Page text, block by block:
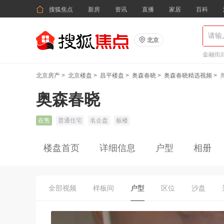
 搜狐焦点 新房 资讯 直播 家居 百科
 北京
金融街
北京房产 > 北京楼盘 > 昌平楼盘 > 奥森春晓 > 奥森春晓精选视频 >
奥森春晓
在售 普通住宅 名企盘 板楼
楼盘首页 详细信息 户型 相册
全部视频 样板间 户型 区位 沙盘